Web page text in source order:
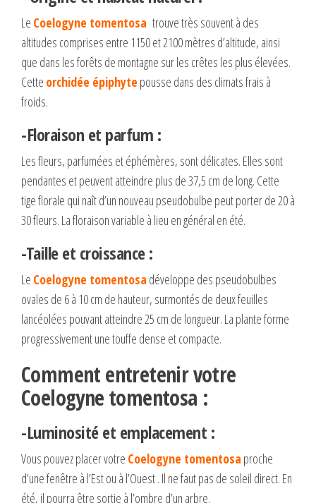
Le Coelogyne tomentosa trouve très souvent à des
altitudes comprises entre 1150 et 2100 mètres d’altitude, ainsi
que dans les forêts de montagne sur les crêtes les plus élevées.
Cette orchidée épiphyte pousse dans des climats frais à
froids.
-Floraison et parfum :
Les fleurs, parfumées et éphémères, sont délicates. Elles sont
pendantes et peuvent atteindre plus de 37,5 cm de long. Cette
tige florale qui naît d’un nouveau pseudobulbe peut porter de 20 à
30 fleurs. La floraison variable à lieu en général en été.
-Taille et croissance :
Le Coelogyne tomentosa développe des pseudobulbes
ovales de 6 à 10 cm de hauteur, surmontés de deux feuilles
lancéolées pouvant atteindre 25 cm de longueur. La plante forme
progressivement une touffe dense et compacte.
Comment entretenir votre
Coelogyne tomentosa :
-Luminosité et emplacement :
Vous pouvez placer votre Coelogyne tomentosa proche
d’une fenêtre à l’Est ou à l’Ouest . Il ne faut pas de soleil direct. En
été, il pourra être sortie à l’ombre d’un arbre.